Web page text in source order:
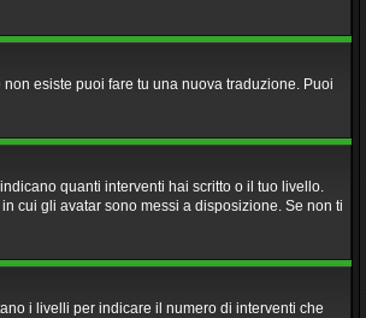
esiste puoi fare tu una nuova traduzione. Puoi
quanti interventi hai scritto o il tuo livello.
cui gli avatar sono messi a disposizione. Se non ti
i livelli per indicare il numero di interventi che